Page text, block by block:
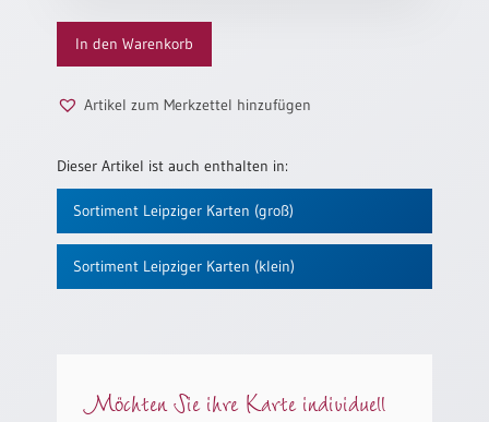
Poster
Neuerscheinungen
Hefte
In den Warenkorb
Artikel zum Merkzettel hinzufügen
Dieser Artikel ist auch enthalten in:
Sortiment Leipziger Karten (groß)
Sortiment Leipziger Karten (klein)
Möchten Sie ihre Karte individuell